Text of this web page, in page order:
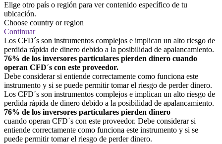
Elige otro país o región para ver contenido específico de tu
ubicación.
Choose country or region
Continuar
Los CFD´s son instrumentos complejos e implican un alto riesgo de
perdida rápida de dinero debido a la posibilidad de apalancamiento.
76% de los inversores particulares pierden dinero cuando
operan CFD´s con este proveedor.
Debe considerar si entiende correctamente como funciona este
instrumento y si se puede permitir tomar el riesgo de perder dinero.
Los CFD´s son instrumentos complejos e implican un alto riesgo de
perdida rápida de dinero debido a la posibilidad de apalancamiento.
76% de los inversores particulares pierden dinero
cuando operan CFD´s con este proveedor. Debe considerar si
entiende correctamente como funciona este instrumento y si se
puede permitir tomar el riesgo de perder dinero.